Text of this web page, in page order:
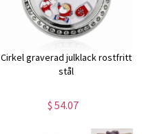
Cirkel graverad julklack rostfritt
stål
$ 54.07